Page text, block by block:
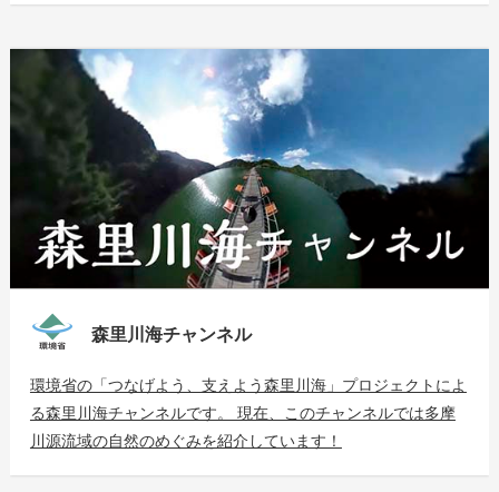
森里川海チャンネル
環境省の「つなげよう、支えよう森里川海」プロジェクトによ
る森里川海チャンネルです。 現在、このチャンネルでは多摩
川源流域の自然のめぐみを紹介しています！